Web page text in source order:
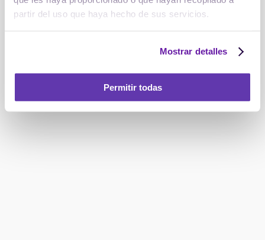
partir del uso que haya hecho de sus servicios.
Mostrar detalles
Permitir todas